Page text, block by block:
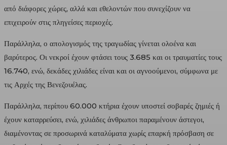
από διάφορες χώρες, αλλά και εθελοντών που συνεχίζουν να
επιχειρούν στις πληγείσες περιοχές.
Παράλληλα, ο απολογισμός της τραγωδίας γίνεται ολοένα και
βαρύτερος. Οι νεκροί έχουν φτάσει τους 3.685 και οι τραυματίες τους
16.740, ενώ, δεκάδες χιλιάδες είναι και οι αγνοούμενοι, σύμφωνα με
τις Αρχές της Βενεζουέλας.
Παράλληλα, περίπου 60.000 κτήρια έχουν υποστεί σοβαρές ζημιές ή
έχουν καταρρεύσει, ενώ, χιλιάδες άνθρωποι παραμένουν άστεγοι,
διαμένοντας σε προσωρινά καταλύματα χωρίς επαρκή πρόσβαση σε